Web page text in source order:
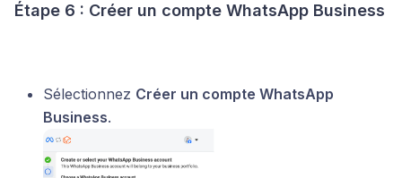
Étape 6 : Créer un compte WhatsApp Business
Sélectionnez Créer un compte WhatsApp
Business.